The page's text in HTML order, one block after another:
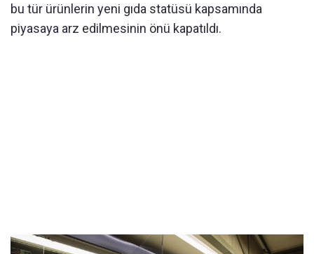
bu tür ürünlerin yeni gıda statüsü kapsamında
piyasaya arz edilmesinin önü kapatıldı.